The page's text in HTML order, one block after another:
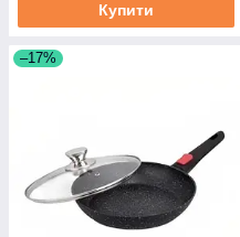
Купити
–17%